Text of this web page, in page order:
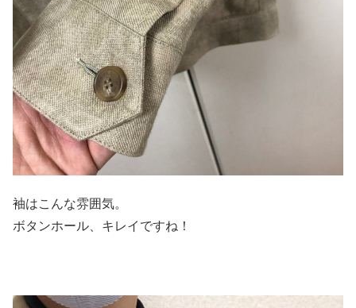
袖はこんな雰囲気。
ボタンホール、キレイですね！